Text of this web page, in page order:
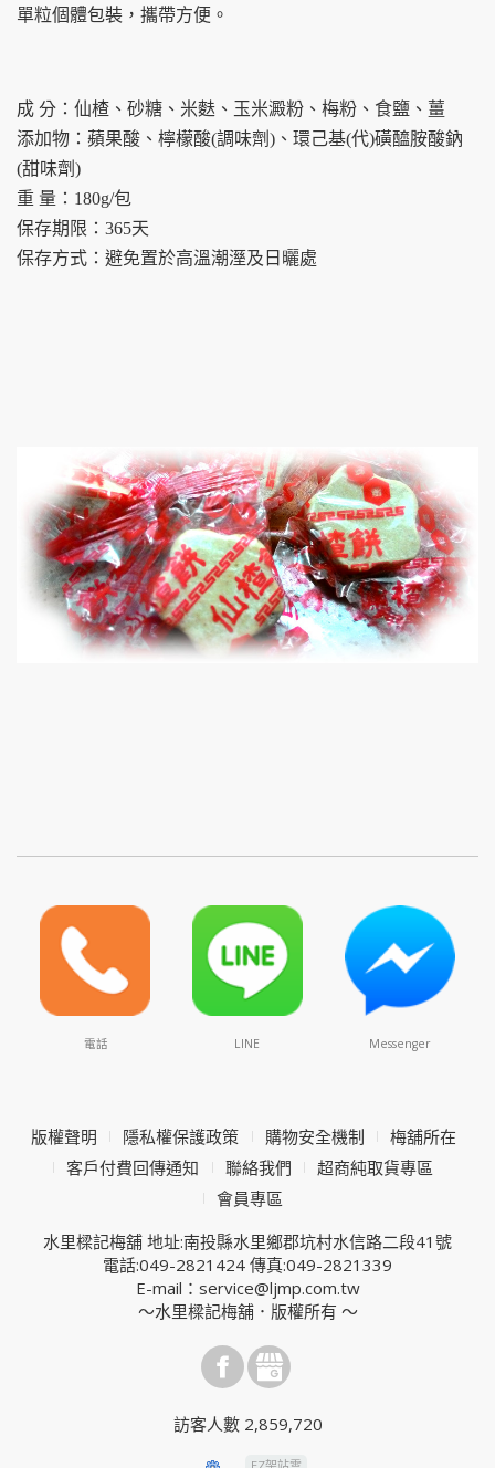
單粒個體包裝，攜帶方便。
成 分：仙楂、砂糖、米麩、玉米澱粉、梅粉、食鹽、薑
添加物：蘋果酸、檸檬酸(調味劑)、環己基(代)磺醯胺酸鈉
(甜味劑)
重 量：180g/包
保存期限：365天
保存方式：避免置於高溫潮溼及日曬處
電話 LINE Messenger
版權聲明 隱私權保護政策 購物安全機制
梅舖所在
客戶付費回傳通知
聯絡我們
超商純取貨專區
會員專區
水里樑記梅舖 地址:南投縣水里鄉郡坑村水信路二段41號
電話:049-2821424 傳真:049-2821339
E-mail：service@ljmp.com.tw
～水里樑記梅舖．版權所有 ～
訪客人數 2,859,720